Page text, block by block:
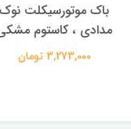
باک موتورسیکلت نوک
مدادی ، کاستوم
3,273,000 تومان